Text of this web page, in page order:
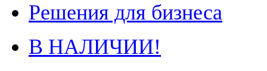
Решения для бизнеса
В НАЛИЧИИ!